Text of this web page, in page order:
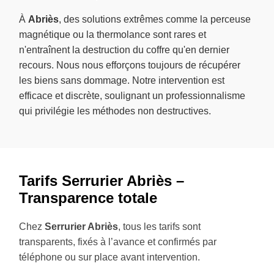
À Abriès, des solutions extrêmes comme la perceuse
magnétique ou la thermolance sont rares et
n'entraînent la destruction du coffre qu'en dernier
recours. Nous nous efforçons toujours de récupérer
les biens sans dommage. Notre intervention est
efficace et discrète, soulignant un professionnalisme
qui privilégie les méthodes non destructives.
Tarifs Serrurier Abriès –
Transparence totale
Chez Serrurier Abriès, tous les tarifs sont
transparents, fixés à l’avance et confirmés par
téléphone ou sur place avant intervention.